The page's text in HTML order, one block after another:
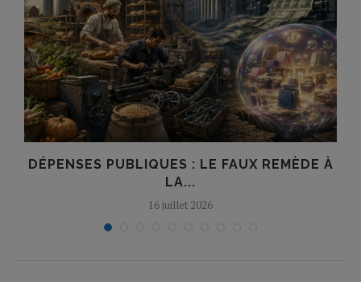
DÉPENSES PUBLIQUES : LE FAUX REMÈDE À
LA...
16 juillet 2026